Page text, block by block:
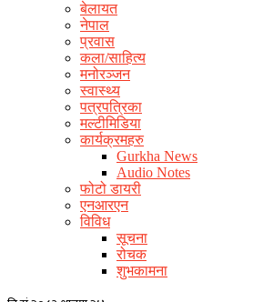
बेलायत
नेपाल
प्रवास
कला/साहित्य
मनोरञ्जन
स्वास्थ्य
पत्रपत्रिका
मल्टीमिडिया
कार्यक्रमहरु
Gurkha News
Audio Notes
फोटो डायरी
एनआरएन
विविध
सूचना
रोचक
शुभकामना